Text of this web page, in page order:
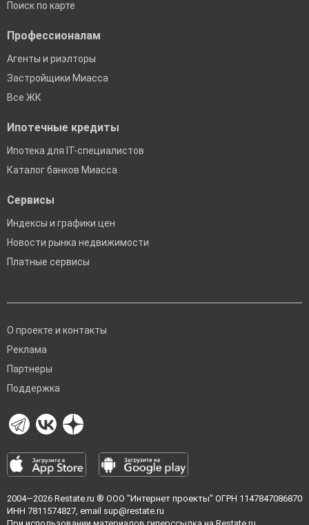
Поиск по карте
Профессионалам
Агенты и риэлторы
Застройщики Миасса
Все ЖК
Ипотечные кредиты
Ипотека для IT-специалистов
Каталог банков Миасса
Сервисы
Индексы и графики цен
Новости рынка недвижимости
Платные сервисы
О проекте и контакты
Реклама
Партнеры
Поддержка
2004—2026 Restate.ru ® ООО "Интернет проекты" ОГРН 1147847086870
ИНН 7811574827, email sup@restate.ru